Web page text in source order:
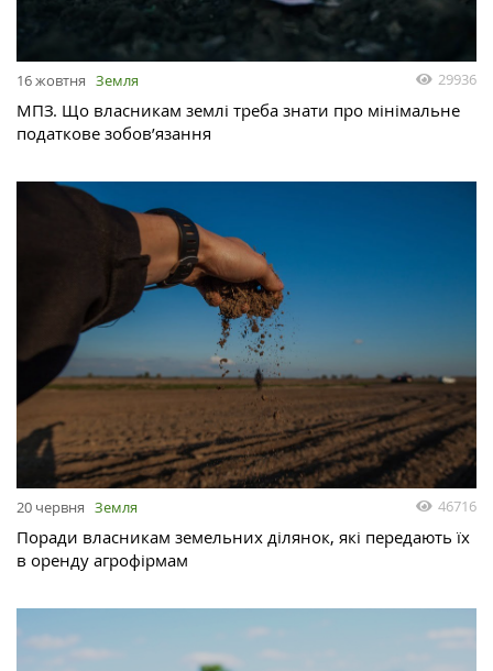
16 жовтня Земля 29936
МПЗ. Що власникам землі треба знати про мінімальне
податкове зобов’язання
20 червня Земля 46716
Поради власникам земельних ділянок, які передають їх
в оренду агрофірмам